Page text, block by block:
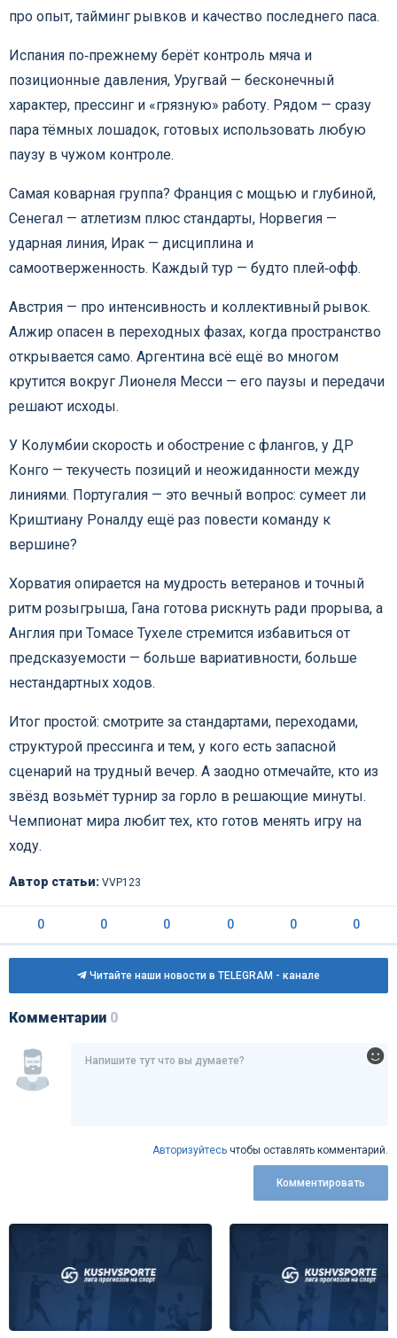
про опыт, тайминг рывков и качество последнего паса.
Испания по‑прежнему берёт контроль мяча и
позиционные давления, Уругвай — бесконечный
характер, прессинг и «грязную» работу. Рядом — сразу
пара тёмных лошадок, готовых использовать любую
паузу в чужом контроле.
Самая коварная группа? Франция с мощью и глубиной,
Сенегал — атлетизм плюс стандарты, Норвегия —
ударная линия, Ирак — дисциплина и
самоотверженность. Каждый тур — будто плей‑офф.
Австрия — про интенсивность и коллективный рывок.
Алжир опасен в переходных фазах, когда пространство
открывается само. Аргентина всё ещё во многом
крутится вокруг Лионеля Месси — его паузы и передачи
решают исходы.
У Колумбии скорость и обострение с флангов, у ДР
Конго — текучесть позиций и неожиданности между
линиями. Португалия — это вечный вопрос: сумеет ли
Криштиану Роналду ещё раз повести команду к
вершине?
Хорватия опирается на мудрость ветеранов и точный
ритм розыгрыша, Гана готова рискнуть ради прорыва, а
Англия при Томасе Тухеле стремится избавиться от
предсказуемости — больше вариативности, больше
нестандартных ходов.
Итог простой: смотрите за стандартами, переходами,
структурой прессинга и тем, у кого есть запасной
сценарий на трудный вечер. А заодно отмечайте, кто из
звёзд возьмёт турнир за горло в решающие минуты.
Чемпионат мира любит тех, кто готов менять игру на
ходу.
Автор статьи: VVP123
0 0 0 0 0 0
Читайте наши новости в TELEGRAM - канале
Комментарии 0
Авторизуйтесь чтобы оставлять комментарий.
Комментировать